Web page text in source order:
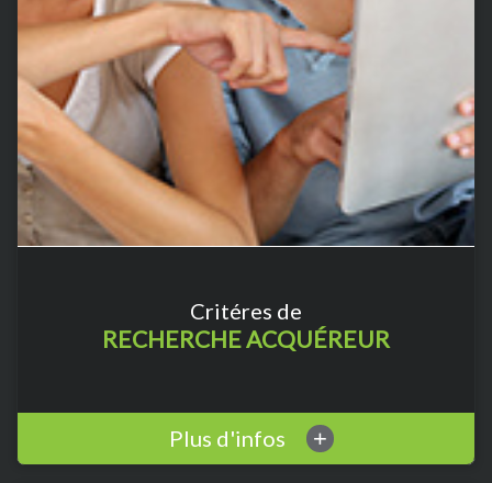
Critéres de
RECHERCHE ACQUÉREUR
Plus d'infos +